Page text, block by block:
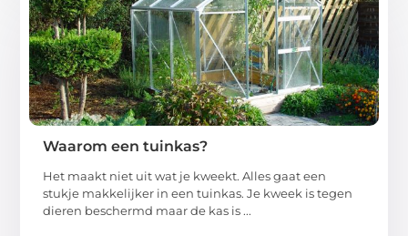
Waarom een tuinkas?
Het maakt niet uit wat je kweekt. Alles gaat een
stukje makkelijker in een tuinkas. Je kweek is tegen
dieren beschermd maar de kas is ...